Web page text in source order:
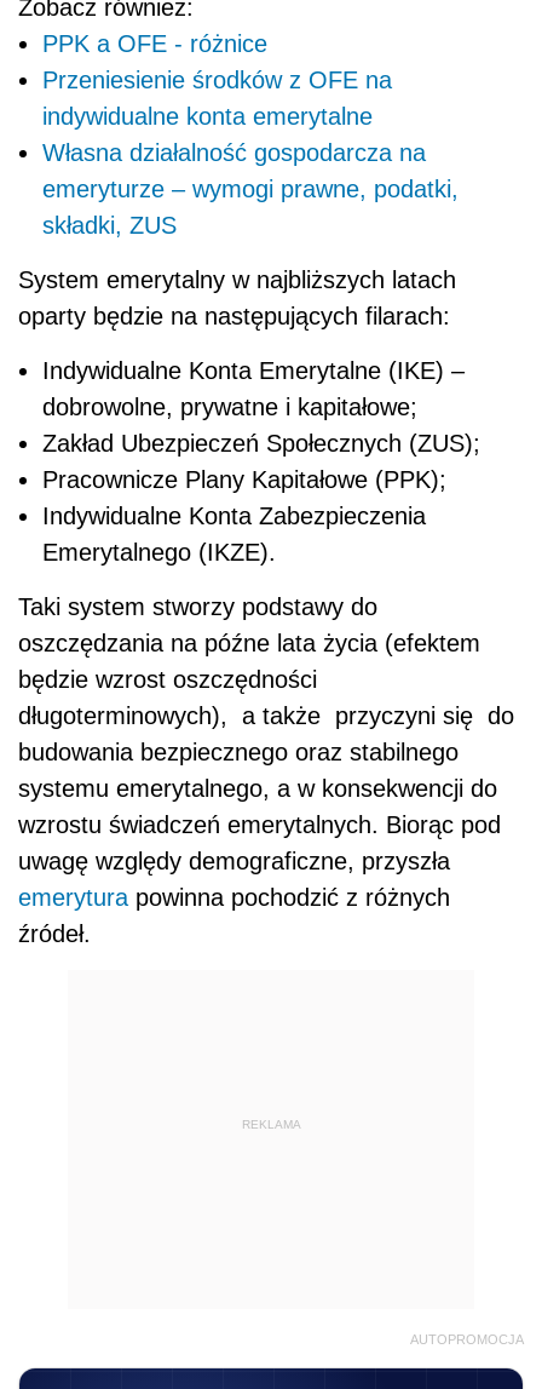
Zobacz również:
PPK a OFE - różnice
Przeniesienie środków z OFE na
indywidualne konta emerytalne
Własna działalność gospodarcza na
emeryturze – wymogi prawne, podatki,
składki, ZUS
System emerytalny w najbliższych latach
oparty będzie na następujących filarach:
Indywidualne Konta Emerytalne (IKE) –
dobrowolne, prywatne i kapitałowe;
Zakład Ubezpieczeń Społecznych (ZUS);
Pracownicze Plany Kapitałowe (PPK);
Indywidualne Konta Zabezpieczenia
Emerytalnego (IKZE).
Taki system stworzy podstawy do
oszczędzania na późne lata życia (efektem
będzie wzrost oszczędności
długoterminowych), a także przyczyni się do
budowania bezpiecznego oraz stabilnego
systemu emerytalnego, a w konsekwencji do
wzrostu świadczeń emerytalnych. Biorąc pod
uwagę względy demograficzne, przyszła
emerytura powinna pochodzić z różnych
źródeł.
REKLAMA
AUTOPROMOCJA